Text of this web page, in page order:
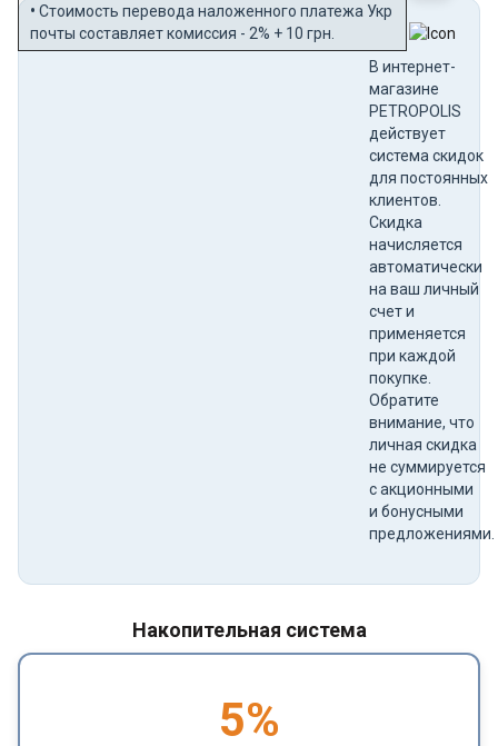
• Стоимость перевода наложенного платежа Укр
почты составляет комиссия - 2% + 10 грн.
В интернет-
магазине
PETROPOLIS
действует
система скидок
для постоянных
клиентов.
Скидка
начисляется
автоматически
на ваш личный
счет и
применяется
при каждой
покупке.
Обратите
внимание, что
личная скидка
не суммируется
с акционными
и бонусными
предложениями.
Накопительная система
5%